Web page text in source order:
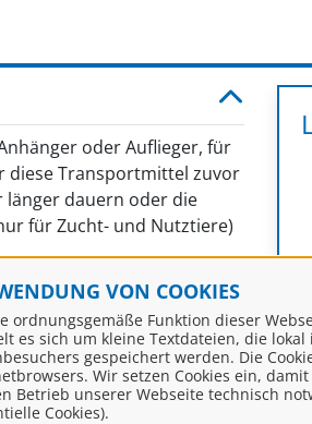
VON COOKIES
ordnungsgemäße Funktion dieser
es sich um kleine Textdateien, die
gespeichert werden. Die
Wir setzen Cookies ein,
Betrieb unserer Webseite technisch
Cookies).
oder Auflieger, für
diese Transportmittel zuvor
länger dauern oder die
für Zucht- und Nutztiere)
zum Bestimmungsort,